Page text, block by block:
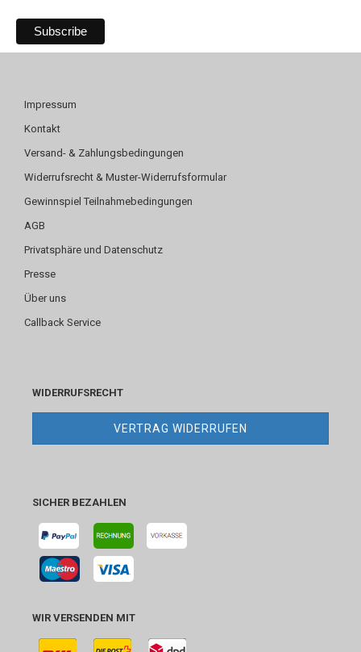
Impressum
Kontakt
Versand- & Zahlungsbedingungen
Widerrufsrecht & Muster-Widerrufsformular
Gewinnspiel Teilnahmebedingungen
AGB
Privatsphäre und Datenschutz
Presse
Über uns
Callback Service
WIDERRUFSRECHT
VERTRAG WIDERRUFEN
SICHER BEZAHLEN
WIR VERSENDEN MIT